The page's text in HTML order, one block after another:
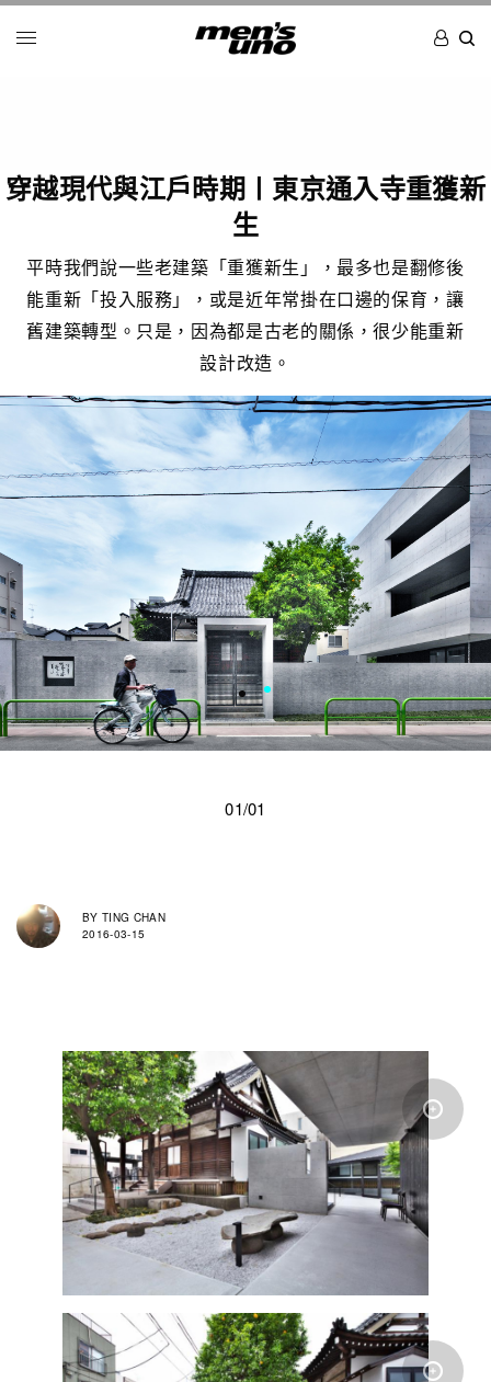
穿越現代與江戶時期〡東京通入寺重獲新
生
平時我們說一些老建築「重獲新生」，最多也是翻修後
能重新「投入服務」，或是近年常掛在口邊的保育，讓
舊建築轉型。只是，因為都是古老的關係，很少能重新
設計改造。
01/01
BY TING CHAN
2016-03-15